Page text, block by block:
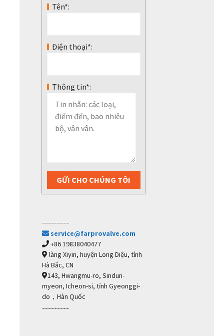
Tên*:
Điện thoại*:
Thông tin*:
---------
service@farprovalve.com
+86 19838040477
làng Xiyin, huyện Long Diệu, tỉnh
Hà Bắc, CN
143, Hwangmu-ro, Sindun-
myeon, Icheon-si, tỉnh Gyeonggi-
do，Hàn Quốc
---------